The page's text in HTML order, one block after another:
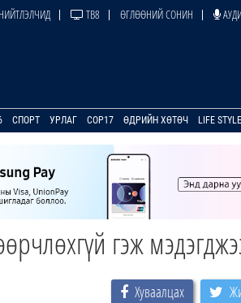
НИЙТЛЭЛЧИД ТВ8 ӨГЛӨӨНИЙ СОНИН
СПОРТ УРЛАГ COP17 ӨДРИЙН ХӨТӨЧ LIFE STYLE
гэж
Хуваалцах